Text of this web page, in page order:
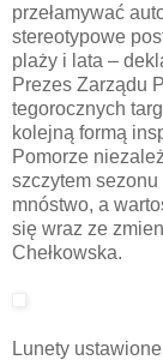
przełamywać
stereotypowe
plaży i lata –
Prezes Zarządu
tegorocznych
kolejną formą
Pomorze
szczytem
mnóstwo, a
się wraz ze
Chełkowska.
Lunety